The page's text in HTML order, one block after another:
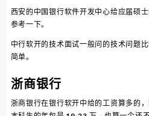
西安的中国银行软件开发中心给应届硕
参考一下。
中行软开的技术面试一般问的技术问题
简单。
浙商银行
浙商银行在银行软开中给的工资算多的